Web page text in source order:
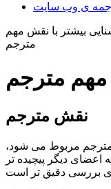
ی وب سایت
بیشتر با نقش مهم
مترجم
مهم مترجم
نقش مترجم
مترجم مربوط می شود،
دیگر پیچیده تر